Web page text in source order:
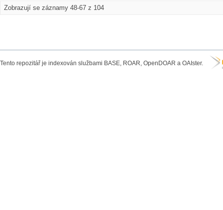
Zobrazují se záznamy 48-67 z 104
Tento repozitář je indexován službami BASE, ROAR, OpenDOAR a OAIster.